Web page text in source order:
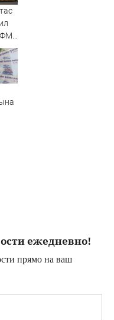
ежедневно!
прямо на ваш